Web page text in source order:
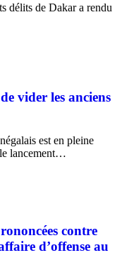
de Dakar a rendu
vider les anciens
est en pleine
lancement…
contre
d’offense au